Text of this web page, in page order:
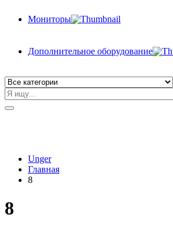
Мониторы
Дополнительное оборудование
Unger
Главная
8
8